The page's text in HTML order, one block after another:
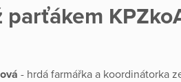
parťákem
- hrdá farmářka a koordinátorka